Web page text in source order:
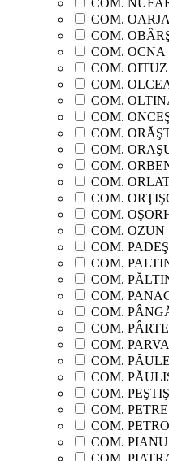
COM.
COM. OARJA
COM.
COM. OCNA
COM. OITUZ
COM.
COM.
COM.
COM.
COM.
COM.
COM.
COM.
COM.
COM. OZUN
COM. PADEŞ
COM.
COM.
COM.
COM.
COM.
COM. PARVA
COM.
COM.
COM.
COM.
COM.
COM. PIANU
COM.